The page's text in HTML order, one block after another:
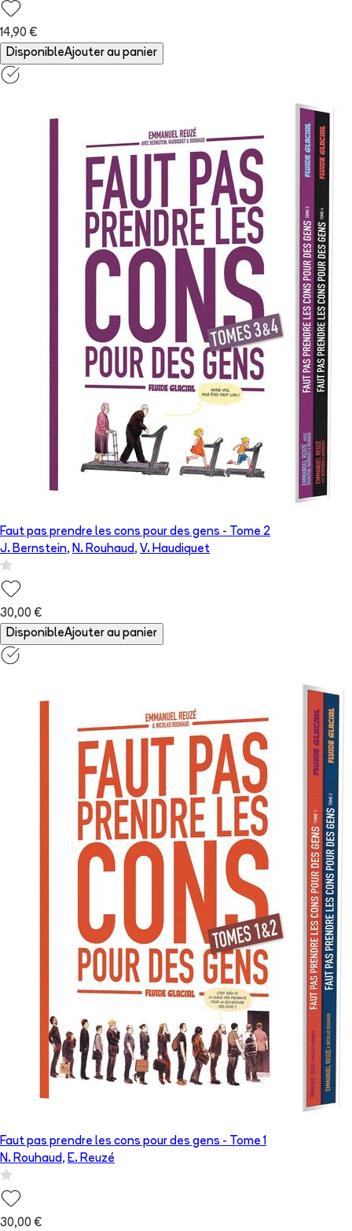
14,90 €
DisponibleAjouter au panier
Faut pas prendre les cons pour des gens - Tome 2
J. Bernstein, N. Rouhaud, V. Haudiquet
30,00 €
DisponibleAjouter au panier
Faut pas prendre les cons pour des gens - Tome 1
N. Rouhaud, E. Reuzé
30,00 €